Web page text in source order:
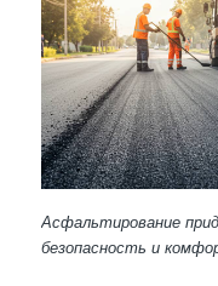
Асфальтирование
безопасность и